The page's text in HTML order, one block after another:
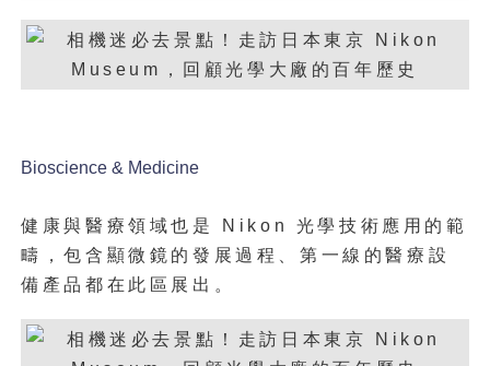
Bioscience & Medicine
健康與醫療領域也是 Nikon 光學技術應用的範
疇，包含顯微鏡的發展過程、第一線的醫療設
備產品都在此區展出。